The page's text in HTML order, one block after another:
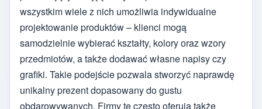
wszystkim wiele z nich umożliwia indywidualne
projektowanie produktów – klienci mogą
samodzielnie wybierać kształty, kolory oraz wzory
przedmiotów, a także dodawać własne napisy czy
grafiki. Takie podejście pozwala stworzyć naprawdę
unikalny prezent dopasowany do gustu
obdarowywanych. Firmy te często oferują także